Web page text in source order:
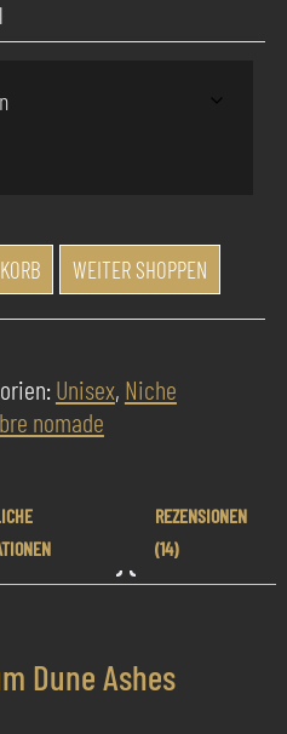
WEITER SHOPPEN
Unisex, Niche
nomade
REZENSIONEN
(14)
Dune Ashes